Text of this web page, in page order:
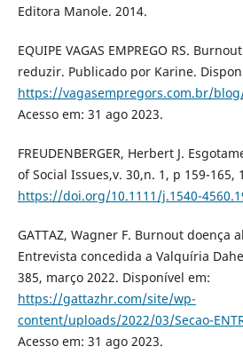
Editora Manole. 2014.
EQUIPE VAGAS EMPREGO RS.
reduzir. Publicado por Karine.
https://vagasempregors.com.br/
Acesso em: 31 ago 2023.
FREUDENBERGER, Herbert J.
of Social Issues,v. 30,n. 1, p 159-165,
https://doi.org/10.1111/j.1540-
GATTAZ, Wagner F. Burnout doença
Entrevista concedida a Valquíria
385, março 2022. Disponível em:
https://gattazhr.com/site/wp-
content/uploads/2022/03/Secao-
Acesso em: 31 ago 2023.